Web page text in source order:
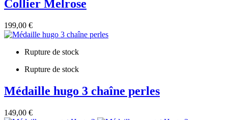
Collier Melrose
199,00 €
Rupture de stock
Rupture de stock
Médaille hugo 3 chaîne perles
149,00 €